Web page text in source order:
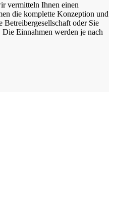
vermitteln Ihnen einen
die komplette Konzeption und
Betreibergesellschaft oder Sie
Einnahmen werden je nach